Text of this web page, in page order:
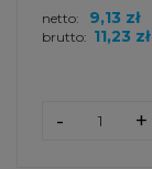
brutto: 11,23 zł
netto: 9,13 zł
+
-